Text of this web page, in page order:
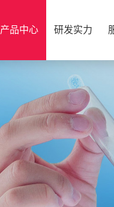
产品中心 研发实力